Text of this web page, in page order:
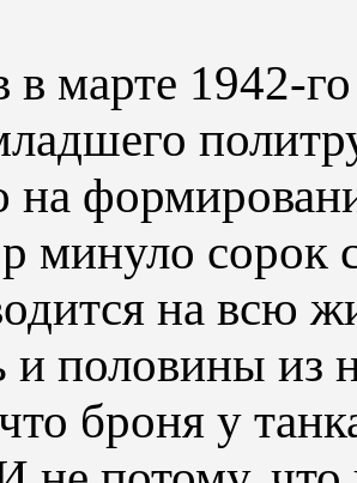
марте 1942-
на
минуло сорок
на всю
и половины из
броня у